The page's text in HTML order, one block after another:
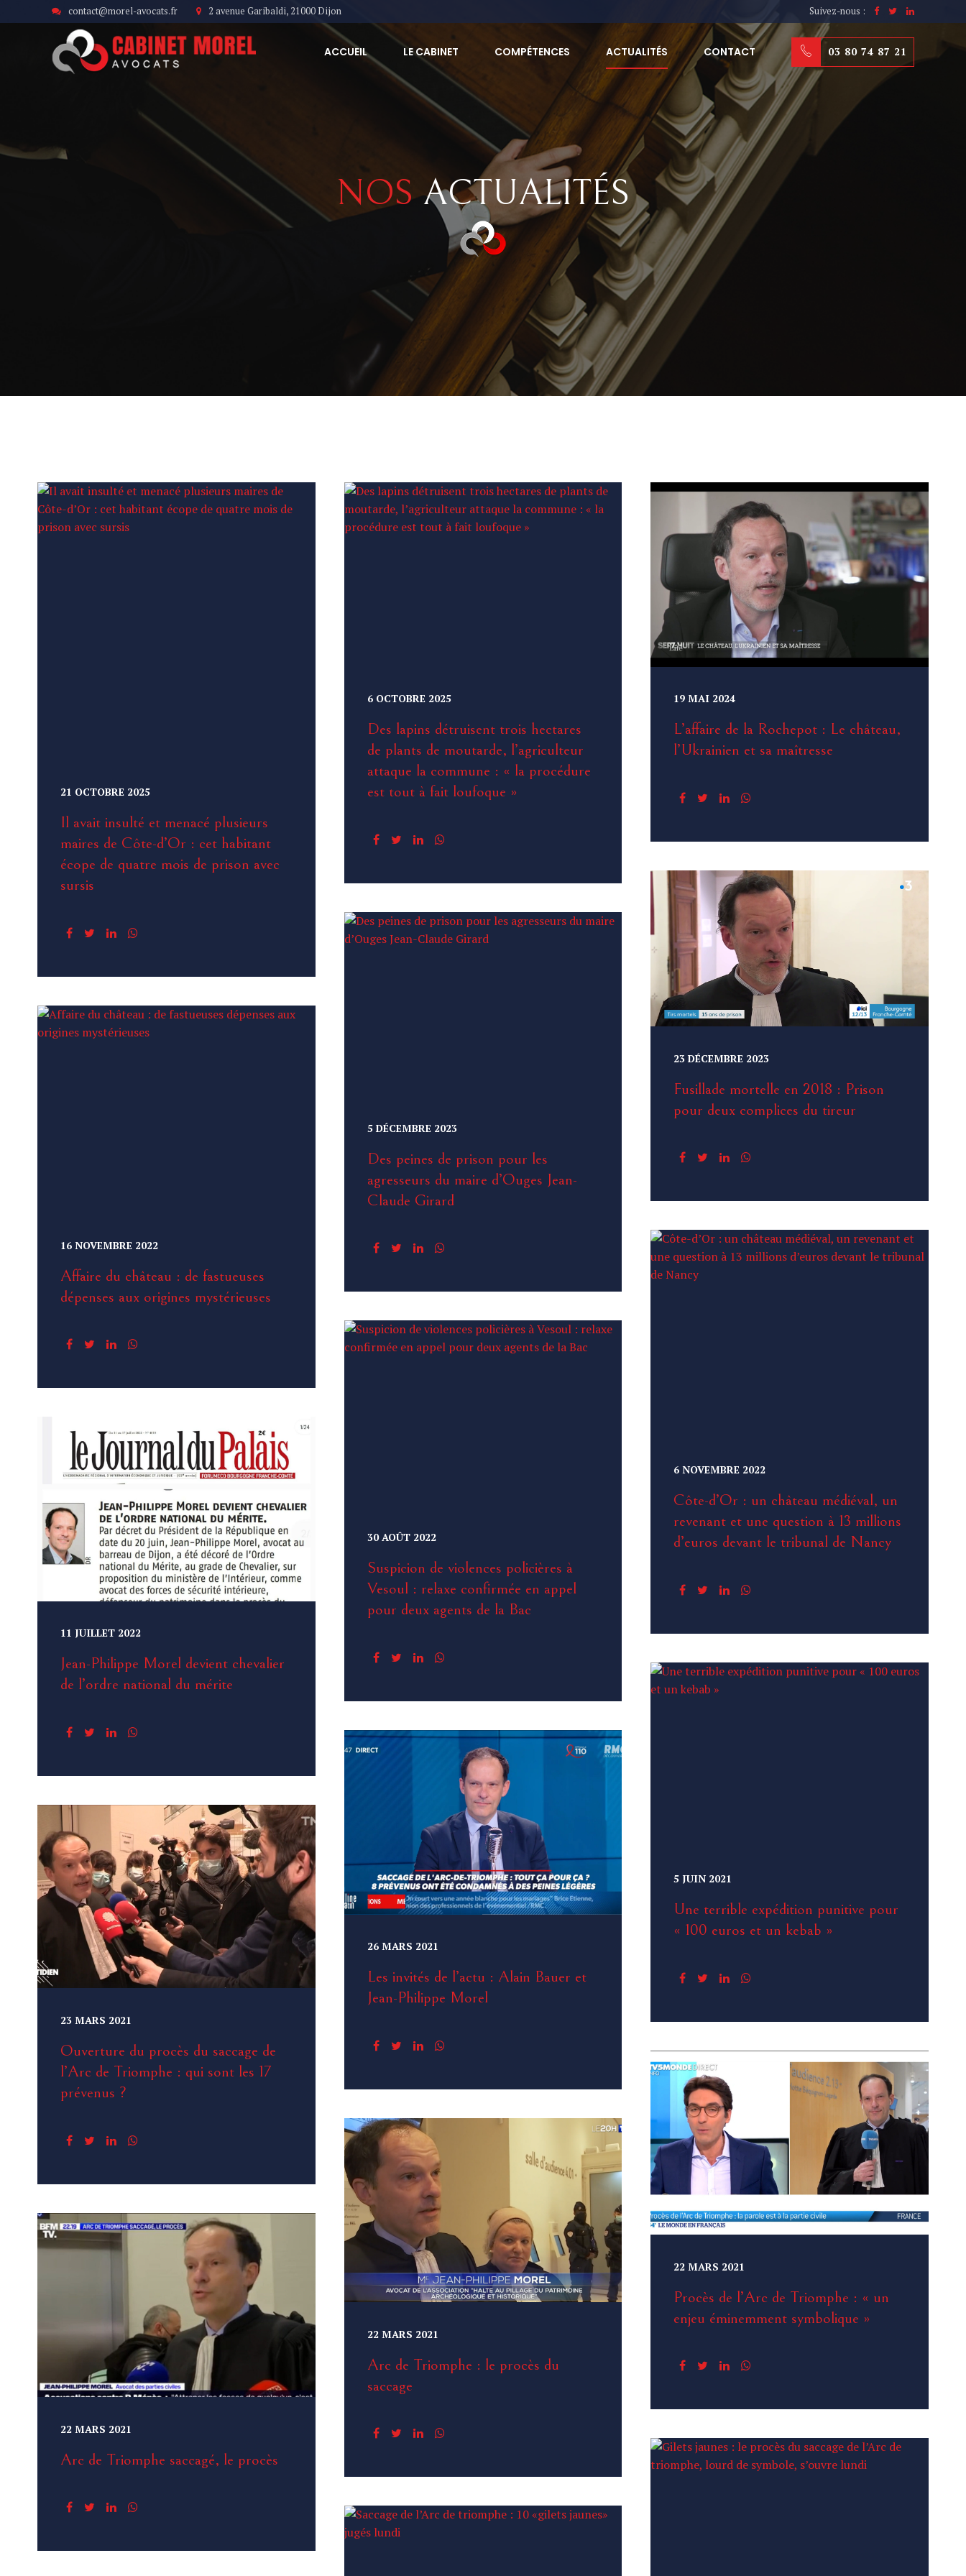
contact@morel-avocats.fr 2 avenue Garibaldi, 21000 Dijon Suivez-nous :
03 80 74 87 21
ACCUEIL LE CABINET COMPÉTENCES ACTUALITÉS CONTACT
NOSACTUALITÉS
21 OCTOBRE 2025
Il avait insulté et menacé plusieurs
maires de Côte-d’Or : cet habitant
écope de quatre mois de prison avec
sursis
6 OCTOBRE 2025
Des lapins détruisent trois hectares
de plants de moutarde, l’agriculteur
attaque la commune : « la procédure
est tout à fait loufoque »
19 MAI 2024
L’affaire de la Rochepot : Le château,
l’Ukrainien et sa maîtresse
23 DÉCEMBRE 2023
Fusillade mortelle en 2018 : Prison
pour deux complices du tireur
5 DÉCEMBRE 2023
Des peines de prison pour les
agresseurs du maire d’Ouges Jean-
Claude Girard
16 NOVEMBRE 2022
Affaire du château : de fastueuses
dépenses aux origines mystérieuses
6 NOVEMBRE 2022
Côte-d’Or : un château médiéval, un
revenant et une question à 13 millions
d’euros devant le tribunal de Nancy
30 AOÛT 2022
Suspicion de violences policières à
Vesoul : relaxe confirmée en appel
pour deux agents de la Bac
11 JUILLET 2022
Jean-Philippe Morel devient chevalier
de l’ordre national du mérite
5 JUIN 2021
Une terrible expédition punitive pour
« 100 euros et un kebab »
26 MARS 2021
Les invités de l’actu : Alain Bauer et
Jean-Philippe Morel
23 MARS 2021
Ouverture du procès du saccage de
l’Arc de Triomphe : qui sont les 17
prévenus ?
22 MARS 2021
Procès de l’Arc de Triomphe : « un
enjeu éminemment symbolique »
22 MARS 2021
Arc de Triomphe : le procès du
saccage
22 MARS 2021
Arc de Triomphe saccagé, le procès